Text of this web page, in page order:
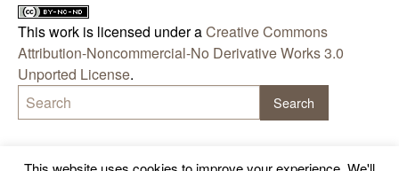
This work is licensed under aCreative Commons
Attribution-Noncommercial-No Derivative Works 3.0
Unported License.